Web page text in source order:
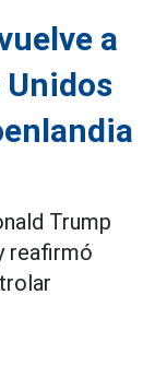
a
Unidos
Trump
reafirmó